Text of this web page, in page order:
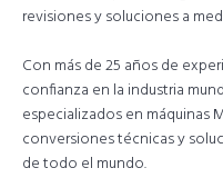
revisiones y soluciones a
Con más de 25 años de
confianza en la industria
especializados en máquinas
conversiones técnicas y
de todo el mundo.